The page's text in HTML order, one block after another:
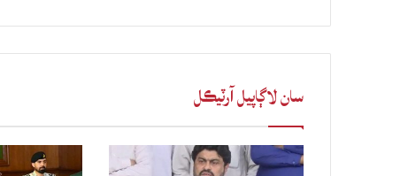
سان لاڳاپيل آرٽيڪل